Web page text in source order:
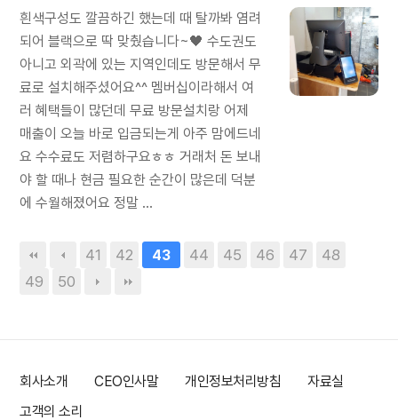
흰색구성도 깔끔하긴 했는데 때 탈까봐 염려
되어 블랙으로 딱 맞췄습니다~🖤 수도권도
아니고 외곽에 있는 지역인데도 방문해서 무
료로 설치해주셨어요^^ 멤버십이라해서 여
러 혜택들이 많던데 무료 방문설치랑 어제
매출이 오늘 바로 입금되는게 아주 맘에드네
요 수수료도 저렴하구요ㅎㅎ 거래처 돈 보내
야 할 때나 현금 필요한 순간이 많은데 덕분
에 수월해졌어요 정말 ...
41 42 43 44 45 46 47
48
49
50
회사소개 CEO인사말 개인정보처리방침
자료실
고객의 소리